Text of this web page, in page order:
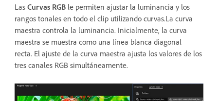
Las Curvas RGB le permiten ajustar la luminancia y los
rangos tonales en todo el clip utilizando curvas.La curva
maestra controla la luminancia. Inicialmente, la curva
maestra se muestra como una línea blanca diagonal
recta. El ajuste de la curva maestra ajusta los valores de los
tres canales RGB simultáneamente.